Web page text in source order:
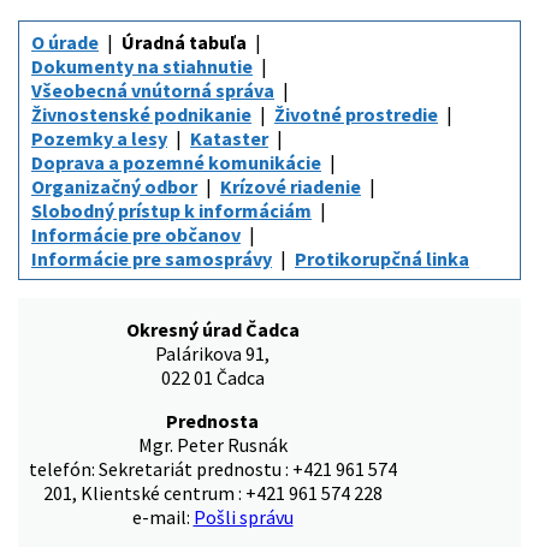
O úrade
Úradná tabuľa
Dokumenty na stiahnutie
Všeobecná vnútorná správa
Živnostenské podnikanie
Životné prostredie
Pozemky a lesy
Kataster
Doprava a pozemné komunikácie
Organizačný odbor
Krízové riadenie
Slobodný prístup k informáciám
Informácie pre občanov
Informácie pre samosprávy
Protikorupčná linka
Okresný úrad Čadca
Palárikova 91,
022 01 Čadca
Prednosta
Mgr. Peter Rusnák
telefón: Sekretariát prednostu : +421 961 574
201, Klientské centrum : +421 961 574 228
e-mail: Pošli správu